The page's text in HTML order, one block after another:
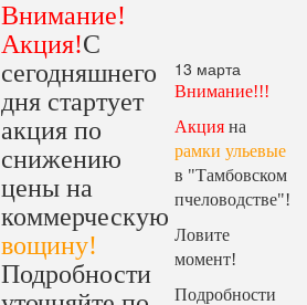
Внимание!
Акция!С
сегодняшнего
дня стартует
акция по
снижению
цены на
коммерческую
вощину!
Подробности
13 марта
Внимание!!!
Акция на
рамки ульевые
в "Тамбовском
пчеловодстве"!
Ловите
момент!
Подробности